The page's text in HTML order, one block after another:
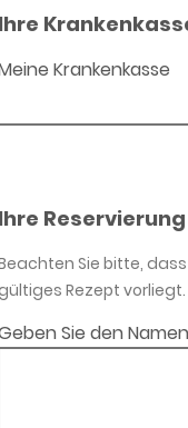
Ihre
Krankenkasse
Ihre Reservierung
Sie bitte,
Rezept vorliegt.
Sie den